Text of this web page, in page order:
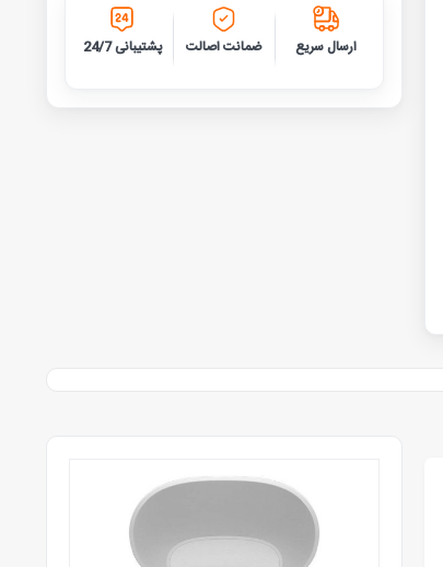
ارسال سریع ضمانت اصالت پشتیبانی 24/7